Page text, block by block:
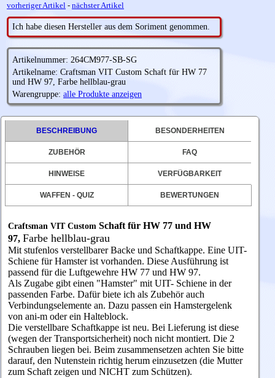
vorheriger Artikel - nächster Artikel
Ich habe diesen Hersteller aus dem Soriment genommen.
Artikelnummer: 264CM977-SB-SG
Artikelname: Craftsman VIT Custom Schaft für HW 77
und HW 97, Farbe hellblau-grau
Warengruppe: alle Produkte anzeigen
BESCHREIBUNG BESONDERHEITEN
ZUBEHÖR FAQ
HINWEISE VERFÜGBARKEIT
WAFFEN - QUIZ BEWERTUNGEN
Craftsman VIT Custom Schaft für HW 77 und HW
97, Farbe hellblau-grau
Mit stufenlos verstellbarer Backe und Schaftkappe. Eine UIT-
Schiene für Hamster ist vorhanden. Diese Ausführung ist
passend für die Luftgewehre HW 77 und HW 97.
Als Zugabe gibt einen "Hamster" mit UIT- Schiene in der
passenden Farbe. Dafür biete ich als Zubehör auch
Verbindungselemente an. Dazu passen ein Hamstergelenk
von ani-m oder ein Halteblock.
Die verstellbare Schaftkappe ist neu. Bei Lieferung ist diese
(wegen der Transportsicherheit) noch nicht montiert. Die 2
Schrauben liegen bei. Beim zusammensetzen achten Sie bitte
darauf, den Nutenstein richtig herum einzusetzen (die Mutter
zum Schaft zeigen und NICHT zum Schützen).